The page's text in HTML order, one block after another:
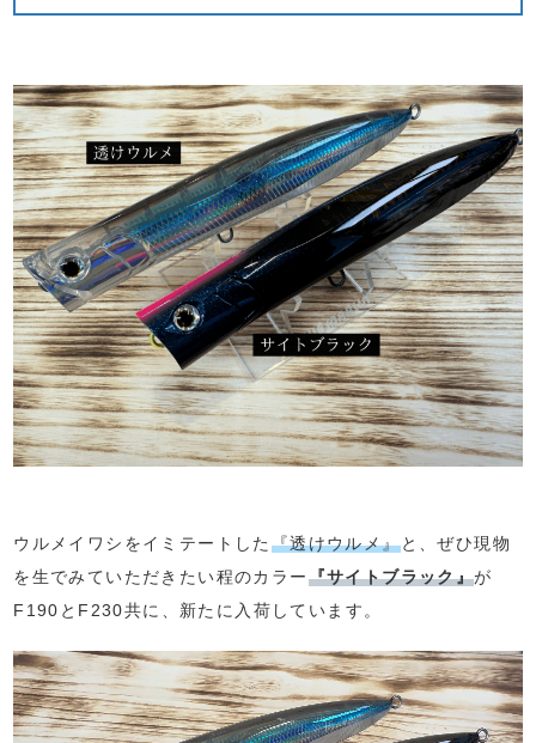
ウルメイワシをイミテートした 『透けウルメ』と、ぜひ現物
を生でみていただきたい程のカラー『サイトブラック』が
F190とF230共に、新たに入荷しています。